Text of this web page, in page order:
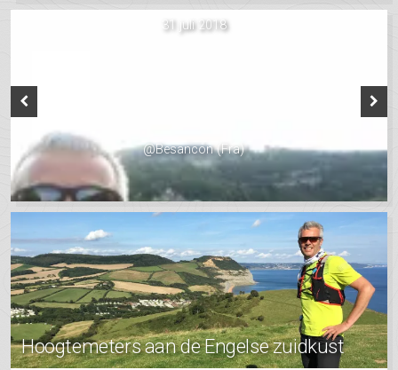
31 juli 2018
@Besancon (Fra)
Hoogtemeters aan de Engelse zuidkust